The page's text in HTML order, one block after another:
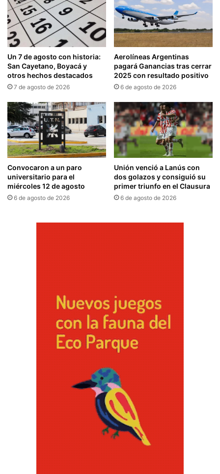
Un 7 de agosto con historia:
San Cayetano, Boyacá y
otros hechos destacados
7 de agosto de 2026
Aerolíneas Argentinas
pagará Ganancias tras cerrar
2025 con resultado positivo
6 de agosto de 2026
Convocaron a un paro
universitario para el
miércoles 12 de agosto
6 de agosto de 2026
Unión venció a Lanús con
dos golazos y consiguió su
primer triunfo en el Clausura
6 de agosto de 2026